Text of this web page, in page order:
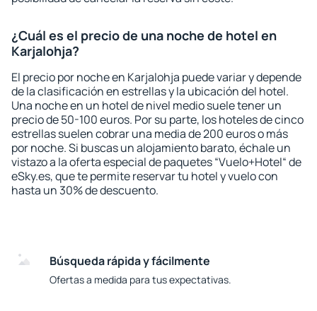
¿Cuál es el precio de una noche de hotel en
Karjalohja?
El precio por noche en Karjalohja puede variar y depende
de la clasificación en estrellas y la ubicación del hotel.
Una noche en un hotel de nivel medio suele tener un
precio de 50-100 euros. Por su parte, los hoteles de cinco
estrellas suelen cobrar una media de 200 euros o más
por noche. Si buscas un alojamiento barato, échale un
vistazo a la oferta especial de paquetes “Vuelo+Hotel“ de
eSky.es, que te permite reservar tu hotel y vuelo con
hasta un 30% de descuento.
Búsqueda rápida y fácilmente
Ofertas a medida para tus expectativas.